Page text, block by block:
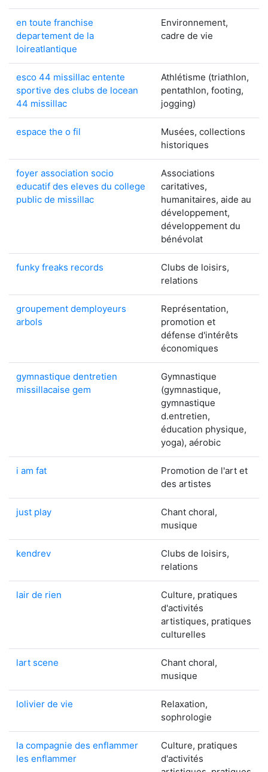
en toute franchise
departement de la
loireatlantique
Environnement,
cadre de vie
esco 44 missillac entente
sportive des clubs de locean
44 missillac
Athlétisme (triathlon,
pentathlon, footing,
jogging)
espace the o fil
Musées, collections
historiques
foyer association socio
educatif des eleves du college
public de missillac
Associations
caritatives,
humanitaires, aide au
développement,
développement du
bénévolat
funky freaks records
Clubs de loisirs,
relations
groupement demployeurs
arbols
Représentation,
promotion et
défense d'intérêts
économiques
gymnastique dentretien
missillacaise gem
Gymnastique
(gymnastique,
gymnastique
d.entretien,
éducation physique,
yoga), aérobic
i am fat
Promotion de l'art et
des artistes
just play
Chant choral,
musique
kendrev
Clubs de loisirs,
relations
lair de rien
Culture, pratiques
d'activités
artistiques, pratiques
culturelles
lart scene
Chant choral,
musique
lolivier de vie
Relaxation,
sophrologie
la compagnie des enflammer
les enflammer
Culture, pratiques
d'activités